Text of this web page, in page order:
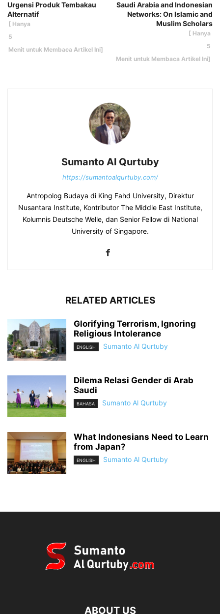
Urgensi Produk Tembakau
Alternatif
Saudi Arabia and Indonesian
Networks: On Islamic and
Muslim Scholars
Sumanto Al Qurtuby
https://sumantoalqurtuby.com/
Antropolog Budaya di King Fahd University, Direktur
Nusantara Institute, Kontributor The Middle East Institute,
Kolumnis Deutsche Welle, dan Senior Fellow di National
University of Singapore.
RELATED ARTICLES
Glorifying Terrorism, Ignoring
Religious Intolerance
ENGLISH Sumanto Al Qurtuby
Dilema Relasi Gender di Arab
Saudi
BAHASA Sumanto Al Qurtuby
What Indonesians Need to Learn
from Japan?
ENGLISH Sumanto Al Qurtuby
ABOUT US